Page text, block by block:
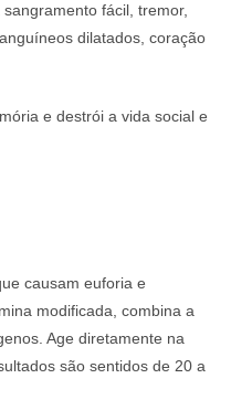
fácil, tremor,
dilatados, coração
e destrói a vida social e
causam euforia e
modificada, combina a
Age diretamente na
são sentidos de 20 a